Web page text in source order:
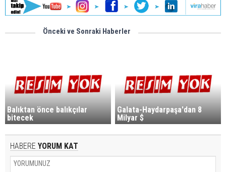
Önceki ve Sonraki Haberler
Balıktan önce balıkçılar
bitecek
Galata-Haydarpaşa'dan 8
Milyar $
HABERE YORUM KAT